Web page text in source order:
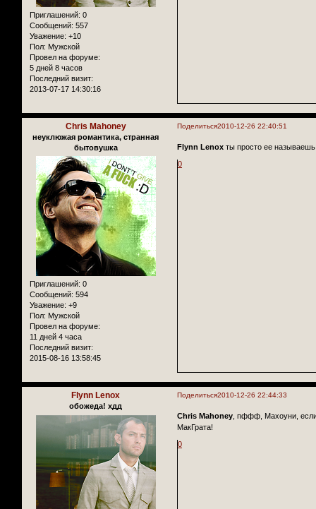
Приглашений: 0
Сообщений: 557
Уважение: +10
Пол: Мужской
Провел на форуме:
5 дней 8 часов
Последний визит:
2013-07-17 14:30:16
Поделиться2010-12-26 22:40:51
Chris Mahoney
неуклюжая романтика, странная
бытовушка
Приглашений: 0
Сообщений: 594
Уважение: +9
Пол: Мужской
Провел на форуме:
11 дней 4 часа
Последний визит:
2015-08-16 13:58:45
Flynn Lenox ты просто ее
0
Поделиться2010-12-26 22:44:33
Flynn Lenox
обожеда! хдд
Chris Mahoney , пффф, Махоуни,
МакГрата!
0